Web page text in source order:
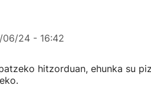
06/24 - 16:42
hitzorduan, ehunka su